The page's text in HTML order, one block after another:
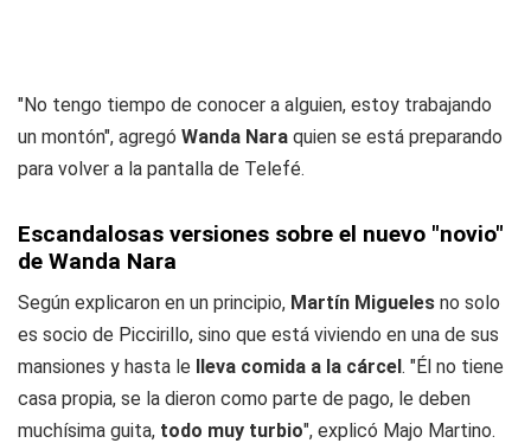
"No tengo tiempo de conocer a alguien, estoy trabajando
un montón", agregó Wanda Nara quien se está preparando
para volver a la pantalla de Telefé.
Escandalosas versiones sobre el nuevo "novio"
de Wanda Nara
Según explicaron en un principio, Martín Migueles no solo
es socio de Piccirillo, sino que está viviendo en una de sus
mansiones y hasta le lleva comida a la cárcel. "Él no tiene
casa propia, se la dieron como parte de pago, le deben
muchísima guita, todo muy turbio", explicó Majo Martino.